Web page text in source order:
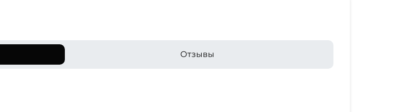
Отзывы